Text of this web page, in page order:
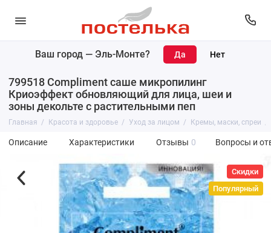
Ваш город — Эль-Монте?
799518 Compliment саше микропилинг
Криоэффект обновляющий для лица, шеи и
зоны декольте с растительными пеп
Главная Красота и здоровье Уход за лицом Кремы, маски, спреи
Описание Характеристики Отзывы 0 Вопросы и
Скидки
Популярный